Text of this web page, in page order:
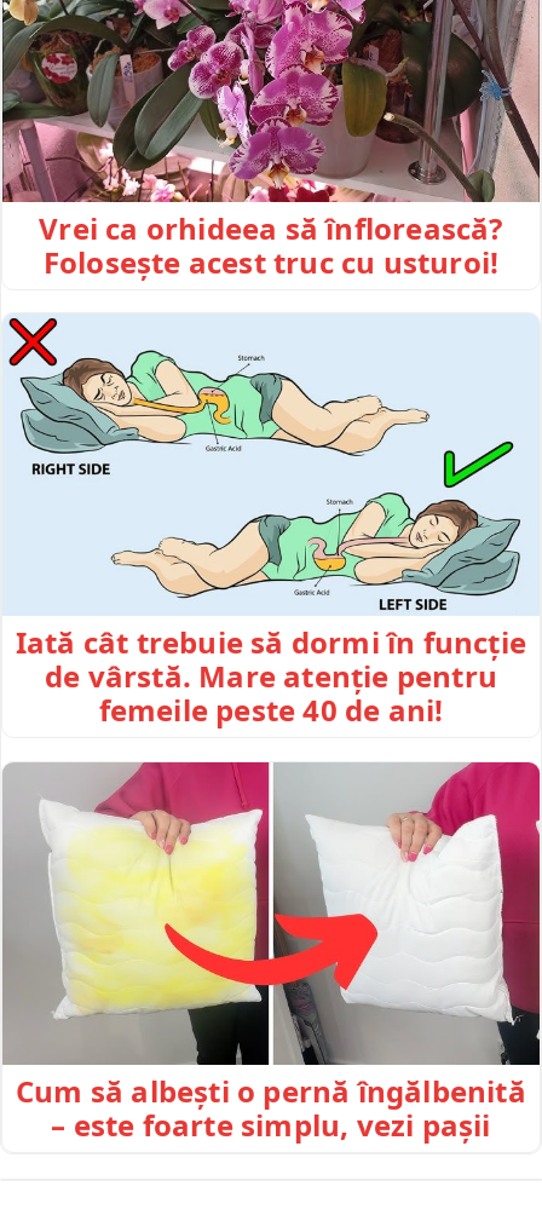
Vrei ca orhideea să înflorească?
Folosește acest truc cu usturoi!
Iată cât trebuie să dormi în funcție
de vârstă. Mare atenție pentru
femeile peste 40 de ani!
Cum să albești o pernă îngălbenită
– este foarte simplu, vezi pașii